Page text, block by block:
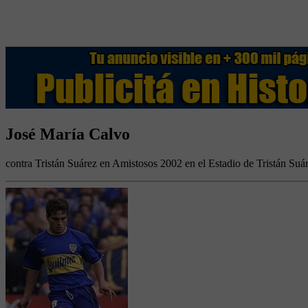
José María Calvo
contra Tristán Suárez en Amistosos 2002 en el Estadio de Tristán